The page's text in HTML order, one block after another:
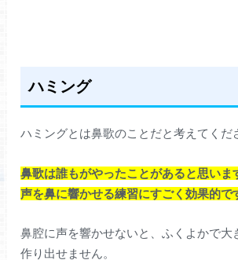
ハミング
ハミングとは鼻歌のことだと考えてくだ
鼻歌は誰もがやったことがあると思いま
声を鼻に響かせる練習にすごく効果的で
鼻腔に声を響かせないと、ふくよかで大
作り出せません。